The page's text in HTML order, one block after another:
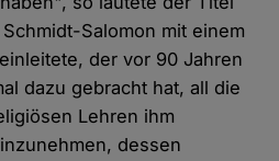
Salomon mit einem
der vor 90 Jahren
dazu gebracht hat, all die
Lehren ihm
dessen